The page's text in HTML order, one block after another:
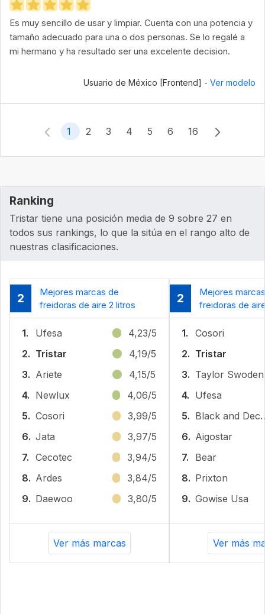
Es muy sencillo de usar y limpiar. Cuenta con una potencia y
tamaño adecuado para una o dos personas. Se lo regalé a
mi hermano y ha resultado ser una excelente decision.
Usuario de México [Frontend] - Ver modelo
1 2 3 4 5 6 16
Ranking
Tristar tiene una posición media de 9 sobre 27 en
todos sus rankings, lo que la sitúa en el rango alto de
nuestras clasificaciones.
2
Mejores marcas de
freidoras de aire 2 litros
1. Ufesa
4,23/5
2. Tristar
4,19/5
3. Ariete
4,15/5
4. Newlux
4,06/5
5. Cosori
3,99/5
6. Jata
3,97/5
7. Cecotec
3,94/5
8. Ardes
3,84/5
9. Daewoo 3,80/5
Ver más marcas
2
Mejores
freidoras de
1.
Cosori
2. Tristar
3. ‎Taylor Swoden
4. Ufesa
5.
6. Aigostar
7.
Bear
8. Prixton
9. Gowise Usa
Ver más